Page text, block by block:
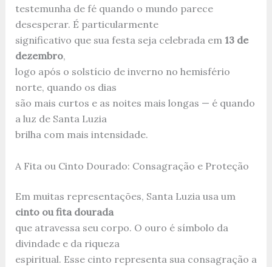
testemunha de fé quando o mundo parece
desesperar. É particularmente
significativo que sua festa seja celebrada em 13 de
dezembro,
logo após o solstício de inverno no hemisfério
norte, quando os dias
são mais curtos e as noites mais longas — é quando
a luz de Santa Luzia
brilha com mais intensidade.
A Fita ou Cinto Dourado: Consagração e Proteção
Em muitas representações, Santa Luzia usa um
cinto ou fita dourada
que atravessa seu corpo. O ouro é símbolo da
divindade e da riqueza
espiritual. Esse cinto representa sua consagração a